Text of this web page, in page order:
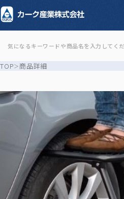
TOP 商品詳細